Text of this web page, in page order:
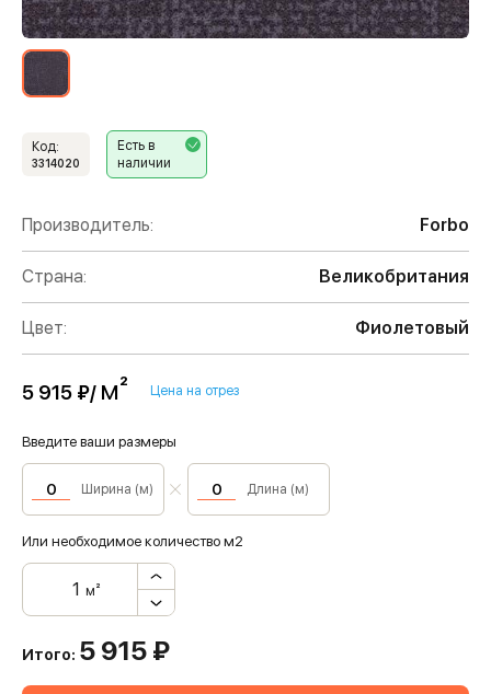
Код:
3314020
Есть в
наличии
Производитель: Forbo
Страна: Великобритания
Цвет: Фиолетовый
5 915 ₽/ м² Цена на отрез
Введите ваши размеры
Ширина (м) Длина (м)
Или необходимое количество м2
м²
Итого: 5 915 ₽